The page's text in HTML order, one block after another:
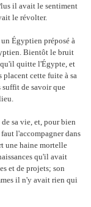
il avait le sentiment
le révolter.
Égyptien préposé à
Bientôt le bruit
qu'il quitte l'Égypte, et
placent cette fuite à sa
suffit de savoir que
sa vie, et, pour bien
l'accompagner dans
une haine mortelle
qu'il avait
et de projets; son
il n'y avait rien qui